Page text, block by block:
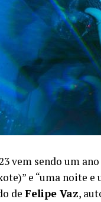
vem sendo um
e “uma noite e
de Felipe Vaz,